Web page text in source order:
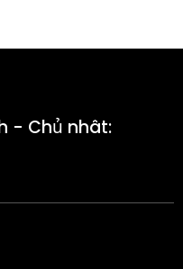
- Chủ nhât: